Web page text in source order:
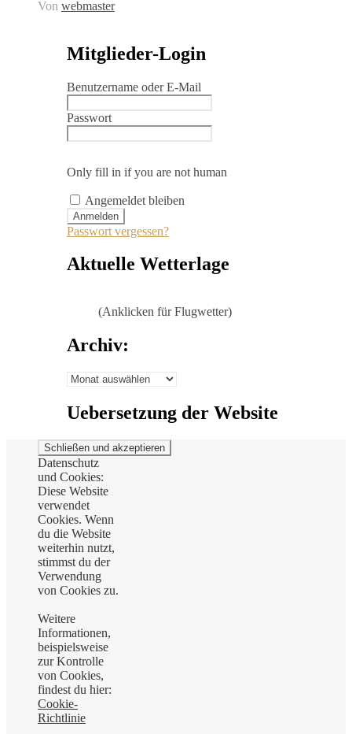
Von webmaster
Mitglieder-Login
Benutzername oder E-Mail
Passwort
Only fill in if you are not human
Angemeldet bleiben
Passwort vergessen?
Aktuelle Wetterlage
(Anklicken für Flugwetter)
Archiv:
Archiv:
Uebersetzung der Website
Datenschutz
und Cookies:
Diese Website
verwendet
Cookies. Wenn
du die Website
weiterhin nutzt,
stimmst du der
Verwendung
von Cookies zu.
Weitere
Informationen,
beispielsweise
zur Kontrolle
von Cookies,
findest du hier:
Cookie-
Richtlinie